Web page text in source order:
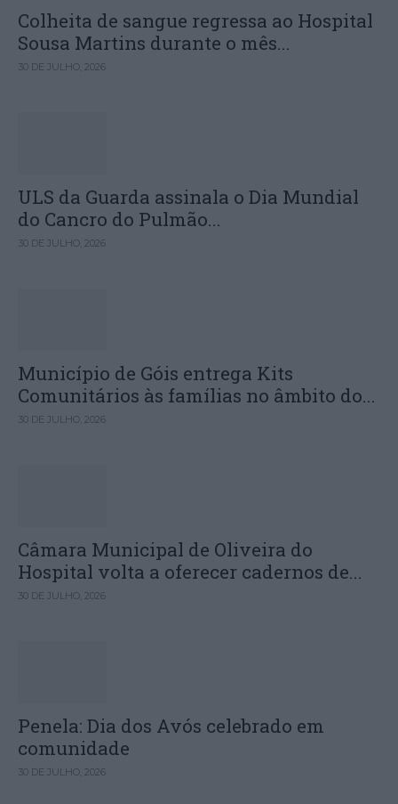
Colheita de sangue regressa ao Hospital
Sousa Martins durante o mês...
30 DE JULHO, 2026
ULS da Guarda assinala o Dia Mundial
do Cancro do Pulmão...
30 DE JULHO, 2026
Município de Góis entrega Kits
Comunitários às famílias no âmbito do...
30 DE JULHO, 2026
Câmara Municipal de Oliveira do
Hospital volta a oferecer cadernos de...
30 DE JULHO, 2026
Penela: Dia dos Avós celebrado em
comunidade
30 DE JULHO, 2026